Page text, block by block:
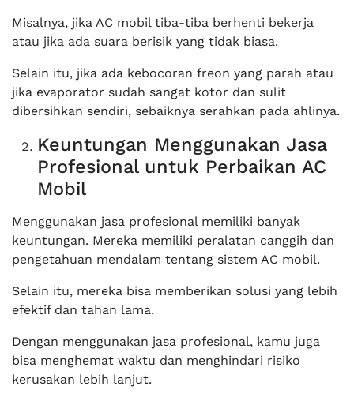
Misalnya, jika AC mobil tiba-tiba berhenti bekerja
atau jika ada suara berisik yang tidak biasa.
Selain itu, jika ada kebocoran freon yang parah atau
jika evaporator sudah sangat kotor dan sulit
dibersihkan sendiri, sebaiknya serahkan pada ahlinya.
Keuntungan Menggunakan Jasa
Profesional untuk Perbaikan AC
Mobil
Menggunakan jasa profesional memiliki banyak
keuntungan. Mereka memiliki peralatan canggih dan
pengetahuan mendalam tentang sistem AC mobil.
Selain itu, mereka bisa memberikan solusi yang lebih
efektif dan tahan lama.
Dengan menggunakan jasa profesional, kamu juga
bisa menghemat waktu dan menghindari risiko
kerusakan lebih lanjut.